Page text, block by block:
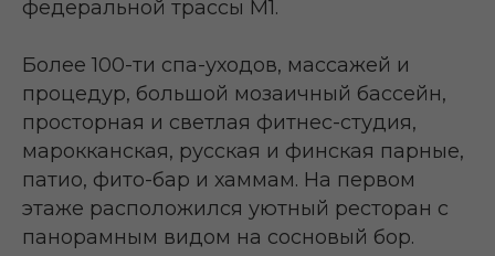
федеральной трассы М1.
Более 100-ти спа-уходов, массажей и
процедур, большой мозаичный бассейн,
просторная и светлая фитнес-студия,
марокканская, русская и финская парные,
патио, фито-бар и хаммам. На первом
этаже расположился уютный ресторан с
панорамным видом на сосновый бор.